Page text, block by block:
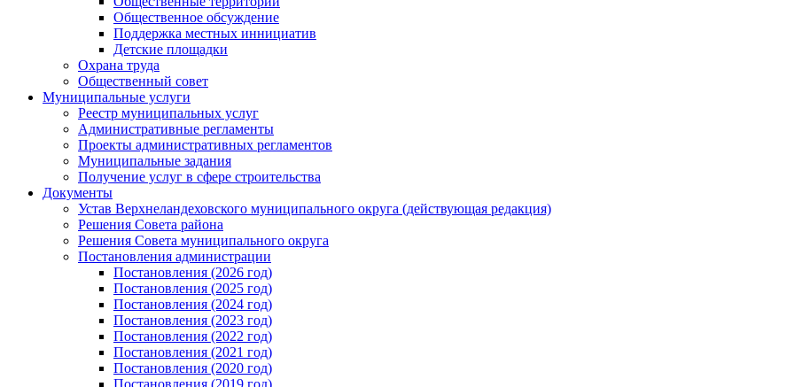
Общественное обсуждение
Поддержка местных иннициатив
Детские площадки
Охрана труда
Общественный совет
Муниципальные услуги
Реестр муниципальных услуг
Административные регламенты
Проекты административных регламентов
Муниципальные задания
Получение услуг в сфере строительства
Документы
Устав Верхнеландеховского муниципального округа (действующая редакция)
Решения Совета района
Решения Совета муниципального округа
Постановления администрации
Постановления (2026 год)
Постановления (2025 год)
Постановления (2024 год)
Постановления (2023 год)
Постановления (2022 год)
Постановления (2021 год)
Постановления (2020 год)
Постановления (2019 год)